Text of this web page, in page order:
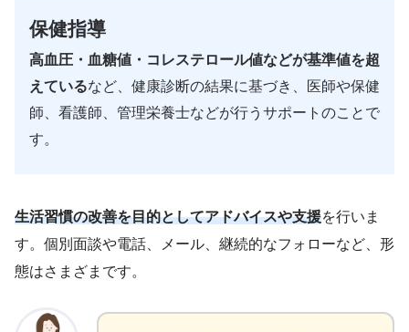
保健指導
高血圧・血糖値・コレステロール値などが基準値を超
えているなど、健康診断の結果に基づき、医師や保健
師、看護師、管理栄養士などが行うサポートのことで
す。
生活習慣の改善を目的としてアドバイスや支援を行いま
す。個別面談や電話、メール、継続的なフォローなど、形
態はさまざまです。